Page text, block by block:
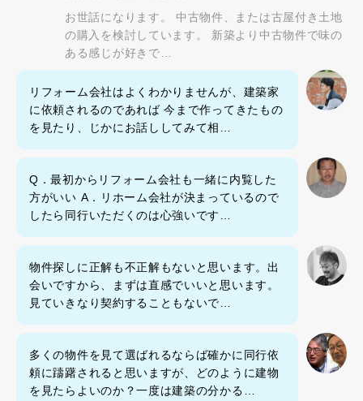
お世話になります。 中古物件、または古屋付き土地
の購入を検討しています。 新築より中古物件で味の
ある感じが好きで…
リフォーム会社はよくわかりませんが、建築家
に依頼されるのであれば 今まで作ってきたもの
を見たり、じかにお話ししてみて相…
Q．最初からリフォーム会社も一緒に内覧した
方がいい A．リホーム会社が決まっているので
したら同行いただくのは心強いです…
物件探しに正解も不正解もないと思います。出
会いですから、まずは直感でいいと思います。
見ていきなり契約することもないで…
多くの物件を見て選ばれるならば確かに同行依
頼に躊躇されると思いますが、どのように建物
を見たらよいのか？一度は建築の分かる…